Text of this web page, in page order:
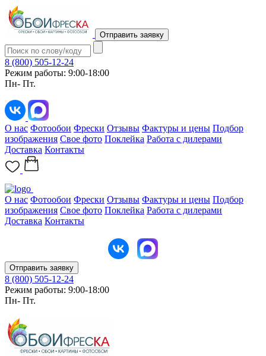
Отправить заявку
8 (800) 505-12-24
Режим работы: 9:00-18:00
Пн- Пт.
О нас Фотообои Фрески Отзывы Фактуры и цены Подбор
изображения Свое фото Поклейка Работа с дилерами
Доставка Контакты
О нас Фотообои Фрески Отзывы Фактуры и цены Подбор
изображения Свое фото Поклейка Работа с дилерами
Доставка Контакты
Отправить заявку
8 (800) 505-12-24
Режим работы: 9:00-18:00
Пн- Пт.